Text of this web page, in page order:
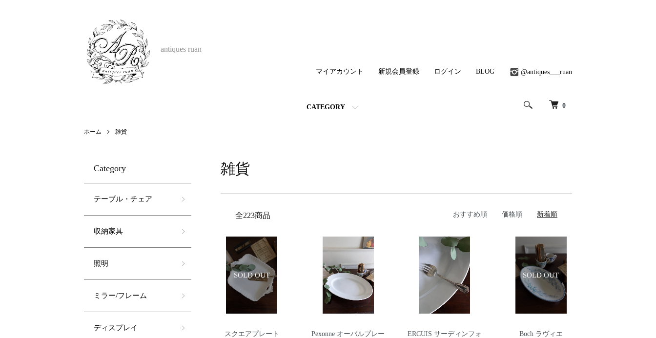
antiques ruan
0
CATEGORY
マイアカウント 新規会員登録 ログイン BLOG @antiques___ruan
ホーム 雑貨
雑貨
全223商品 おすすめ順 価格順 新着順
スクエアプレート
Pexonne オーバルプレー
ERCUIS サーディンフォ
Boch ラヴィエ
Category
テーブル・チェア
収納家具
照明
ミラー/フレーム
ディスプレイ